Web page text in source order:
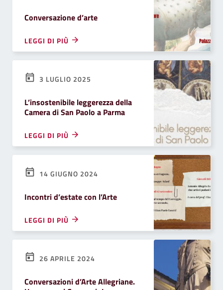
Conversazione d’arte
LEGGI DI PIÙ
3 LUGLIO 2025
L’insostenibile leggerezza della
Camera di San Paolo a Parma
LEGGI DI PIÙ
14 GIUGNO 2024
Incontri d’estate con l’Arte
LEGGI DI PIÙ
26 APRILE 2024
Conversazioni d’Arte Allegriane.